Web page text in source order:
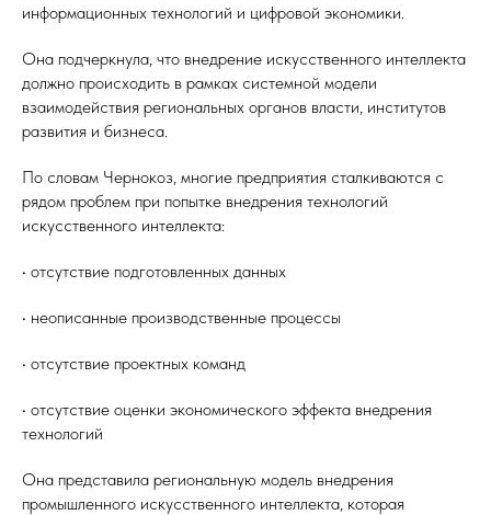
информационных технологий и цифровой экономики.
Она подчеркнула, что внедрение искусственного интеллекта
должно происходить в рамках системной модели
взаимодействия региональных органов власти, институтов
развития и бизнеса.
По словам Чернокоз, многие предприятия сталкиваются с
рядом проблем при попытке внедрения технологий
искусственного интеллекта:
• отсутствие подготовленных данных
• неописанные производственные процессы
• отсутствие проектных команд
• отсутствие оценки экономического эффекта внедрения
технологий
Она представила региональную модель внедрения
промышленного искусственного интеллекта, которая